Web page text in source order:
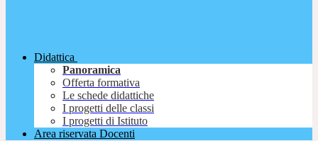
Didattica
Panoramica
Offerta formativa
Le schede didattiche
I progetti delle classi
I progetti di Istituto
Area riservata Docenti